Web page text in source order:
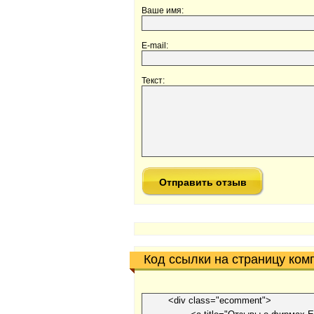
Ваше имя:
E-mail:
Текст:
Код ссылки на страницу